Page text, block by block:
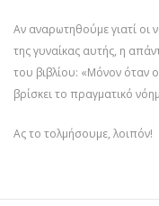
Αν αναρωτηθούμε γιατί οι
της γυναίκας αυτής, η
του βιβλίου: «Μόνον όταν
βρίσκει το πραγματικό
Ας το τολμήσουμε, λοιπόν!